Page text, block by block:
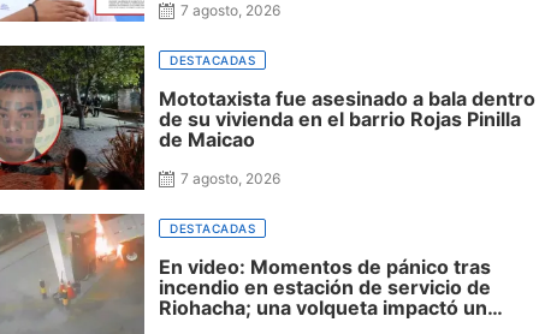
7 agosto, 2026
DESTACADAS
Mototaxista fue asesinado a bala dentro
de su vivienda en el barrio Rojas Pinilla
de Maicao
7 agosto, 2026
DESTACADAS
En video: Momentos de pánico tras
incendio en estación de servicio de
Riohacha; una volqueta impactó un